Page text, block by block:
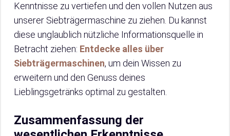
Kenntnisse zu vertiefen und den vollen Nutzen aus
unserer Siebträgermaschine zu ziehen. Du kannst
diese unglaublich nützliche Informationsquelle in
Betracht ziehen: Entdecke alles über
Siebträgermaschinen, um dein Wissen zu
erweitern und den Genuss deines
Lieblingsgetränks optimal zu gestalten.
Zusammenfassung der